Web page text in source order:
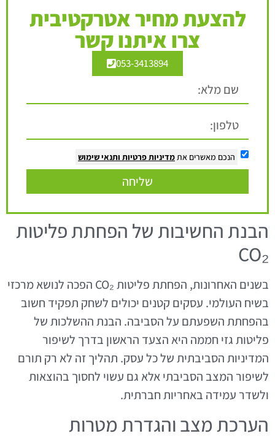
להצעת מחיר אטרקטיבית
צרו איתנו קשר
053-3413894
הנכם מאשרים את מדיניות פרטיות ותנאי שימוש
שליחה
הבנת החשיבות של הפחתת פליטות
CO₂
בשנים האחרונות, הפחתת פליטות CO₂ הפכה לנושא מרכזי
בשיח העולמי. עסקים קטנים יכולים לשחק תפקיד חשוב
בהפחתת השפעתם על הסביבה. הבנת ההשלכות של
פליטות גזי חממה היא הצעד הראשון בדרך לשיפור
המדיניות הסביבתית של כל עסק. תהליך זה לא רק תורם
לשיפור המצב הסביבתי אלא גם עשוי לחסוך בהוצאות
ולשדר עמידה באחריות חברתית.
הערכת מצב והגדרת מטרות